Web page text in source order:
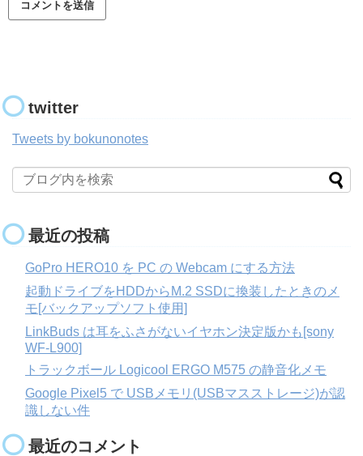
twitter
Tweets by bokunonotes
最近の投稿
GoPro HERO10 を PC の Webcam にする方法
起動ドライブをHDDからM.2 SSDに換装したときのメ
モ[バックアップソフト使用]
LinkBuds は耳をふさがないイヤホン決定版かも[sony
WF-L900]
トラックボール Logicool ERGO M575 の静音化メモ
Google Pixel5 で USBメモリ(USBマスストレージ)が認
識しない件
最近のコメント